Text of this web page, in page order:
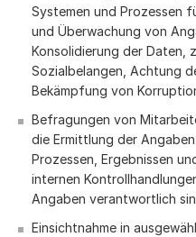
Systemen und Prozessen
und Überwachung von
Konsolidierung der Daten,
Sozialbelangen, Achtung
Bekämpfung von
Befragungen von
die Ermittlung der
Prozessen, Ergebnissen
internen
Angaben verantwortlich
Einsichtnahme in